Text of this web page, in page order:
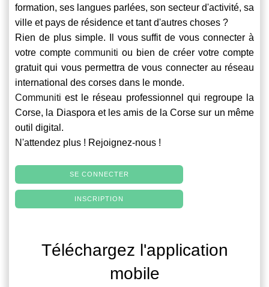
formation, ses langues parlées, son secteur d'activité, sa
ville et pays de résidence et tant d'autres choses ?
Rien de plus simple. Il vous suffit de vous connecter à
votre compte communiti ou bien de créer votre compte
gratuit qui vous permettra de vous connecter au réseau
international des corses dans le monde.
Communiti est le réseau professionnel qui regroupe la
Corse, la Diaspora et les amis de la Corse sur un même
outil digital.
N'attendez plus ! Rejoignez-nous !
SE CONNECTER
INSCRIPTION
Téléchargez l'application
mobile